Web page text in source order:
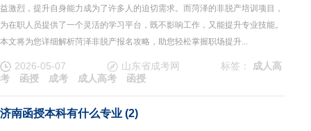
益激烈，提升自身能力成为了许多人的迫切需求。而菏泽的非脱产培训项目，
为在职人员提供了一个灵活的学习平台，既不影响工作，又能提升专业技能。
本文将为您详细解析菏泽非脱产报名攻略，助您轻松掌握职场提升...
2026-05-07 山东省成考网 标签：
成人高
考
函授 成考 成人高考 函授
济南函授本科有什么专业 (2)